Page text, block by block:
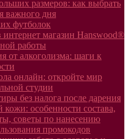
размеров: как выбрать
важного дня
футболок
интернет магазин Hanswood®
работы
от алкоголизма: шаги к
онлайн: откройте мир
студии
без налога после дарения
кожи: особенности состава,
советы по нанесению
промокодов